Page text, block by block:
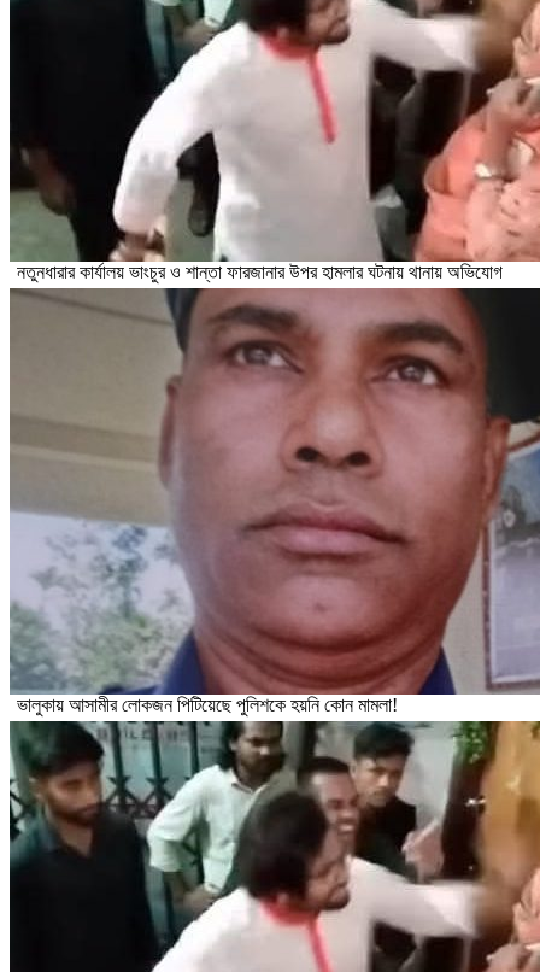
নতুনধারার কার্যালয় ভাংচুর ও শান্তা ফারজানার উপর হামলার ঘটনায় থানায় অভিযোগ
ভালুকায় আসামীর লোকজন পিটিয়েছে পুলিশকে হয়নি কোন মামলা!